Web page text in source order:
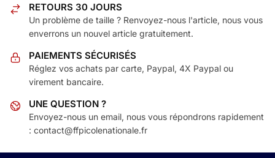
RETOURS 30 JOURS
Un problème de taille ? Renvoyez-nous l'article, nous vous
enverrons un nouvel article gratuitement.
PAIEMENTS SÉCURISÉS
Réglez vos achats par carte, Paypal, 4X Paypal ou
virement bancaire.
UNE QUESTION ?
Envoyez-nous un email, nous vous répondrons rapidement
: contact@ffpicolenationale.fr